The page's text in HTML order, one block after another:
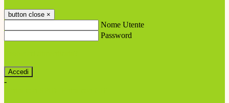
button close ×
Nome Utente
Password
-